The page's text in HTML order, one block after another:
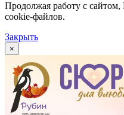
Продолжая работу с
cookie-файлов.
Закрыть
×